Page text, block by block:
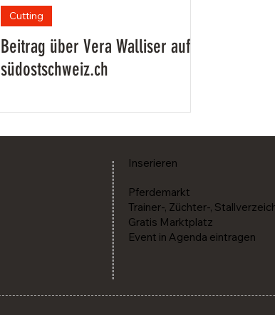
Cutting
Beitrag über Vera Walliser auf
südostschweiz.ch
Inserieren
Pferdemarkt
Trainer-, Züchter-,
Gratis Marktplatz
Event in Agenda eintragen